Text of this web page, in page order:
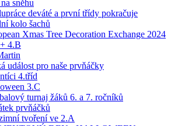
sněhu
deváté a první třídy pokračuje
kolo šachů
Xmas Tree Decoration Exchange 2024
4.B
událost pro naše prvňáčky
4.tříd
3.C
turnaj žáků 6. a 7. ročníků
prvňáčků
tvoření ve 2.A